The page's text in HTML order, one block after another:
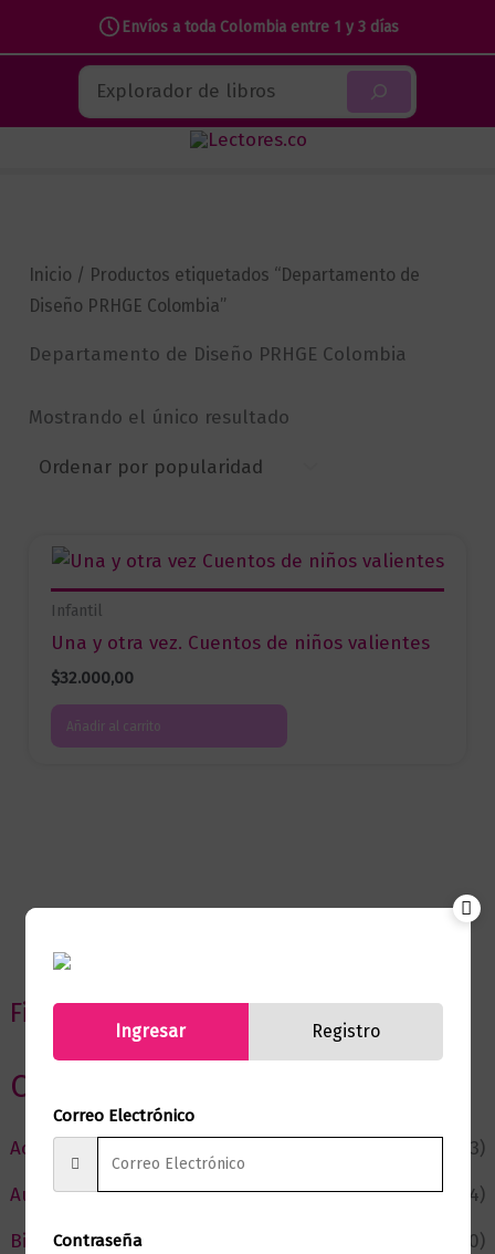
Envíos a toda Colombia entre 1 y 3 días
contenido
Buscar
Filtrar por precio
Categorias
Actualidad
(53)
Autor del Mes
(4)
Bienestar
(230)
Inicio / Productos etiquetados “Departamento de
Diseño PRHGE Colombia”
Departamento de Diseño PRHGE Colombia
Mostrando el único resultado
Infantil
Una y otra vez. Cuentos de niños valientes
$32.000,00
Añadir al carrito
Ingresar Registro
Correo Electrónico
Contraseña